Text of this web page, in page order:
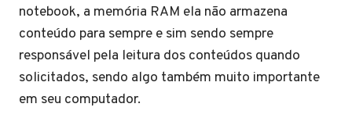
notebook, a memória RAM ela não armazena
conteúdo para sempre e sim sendo sempre
responsável pela leitura dos conteúdos quando
solicitados, sendo algo também muito importante
em seu computador.